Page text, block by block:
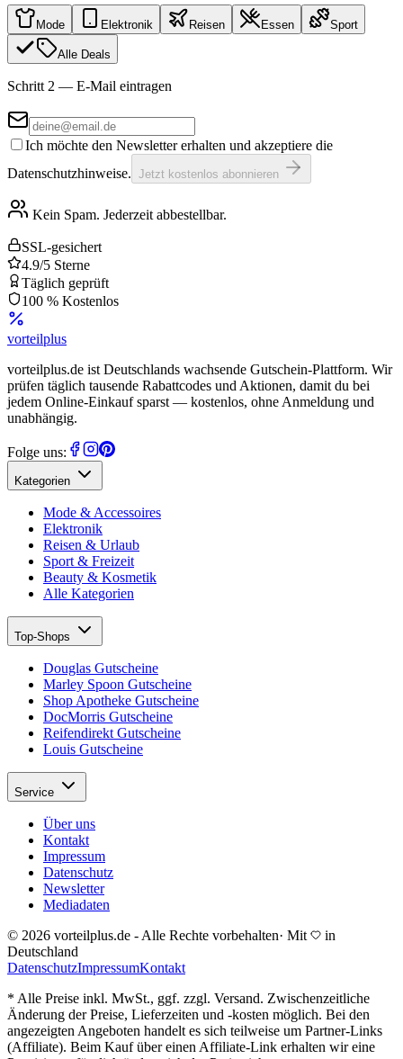
Mode Elektronik Reisen Essen Sport
Alle Deals
Schritt 2 — E-Mail eintragen
Ich möchte den Newsletter erhalten und akzeptiere die
Datenschutzhinweise. Jetzt kostenlos abonnieren
Kein Spam. Jederzeit abbestellbar.
SSL-gesichert
4.9/5 Sterne
Täglich geprüft
100 % Kostenlos
vorteilplus
vorteilplus.de ist Deutschlands wachsende Gutschein-Plattform. Wir
prüfen täglich tausende Rabattcodes und Aktionen, damit du bei
jedem Online-Einkauf sparst — kostenlos, ohne Anmeldung und
unabhängig.
Folge uns:
Kategorien
Mode & Accessoires
Elektronik
Reisen & Urlaub
Sport & Freizeit
Beauty & Kosmetik
Alle Kategorien
Top-Shops
Douglas Gutscheine
Marley Spoon Gutscheine
Shop Apotheke Gutscheine
DocMorris Gutscheine
Reifendirekt Gutscheine
Louis Gutscheine
Service
Über uns
Kontakt
Impressum
Datenschutz
Newsletter
Mediadaten
© 2026 vorteilplus.de - Alle Rechte vorbehalten· Mit
in
Deutschland
DatenschutzImpressumKontakt
* Alle Preise inkl. MwSt., ggf. zzgl. Versand. Zwischenzeitliche
Änderung der Preise, Lieferzeiten und -kosten möglich. Bei den
angezeigten Angeboten handelt es sich teilweise um Partner-Links
(Affiliate). Beim Kauf über einen Affiliate-Link erhalten wir eine